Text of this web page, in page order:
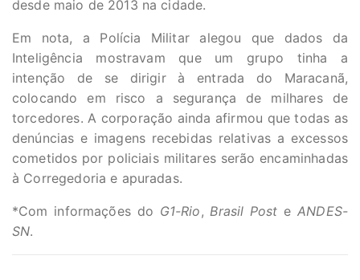
desde maio de 2013 na cidade.
Em nota, a Polícia Militar alegou que dados da
Inteligência mostravam que um grupo tinha a
intenção de se dirigir à entrada do Maracanã,
colocando em risco a segurança de milhares de
torcedores. A corporação ainda afirmou que todas as
denúncias e imagens recebidas relativas a excessos
cometidos por policiais militares serão encaminhadas
à Corregedoria e apuradas.
*Com informações do G1-Rio,Brasil Post eANDES-
SN.